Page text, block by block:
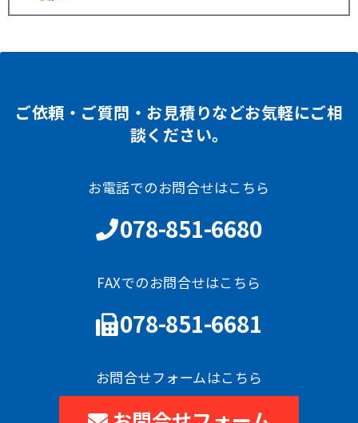
ご依頼・ご質問・お見積りなどお気軽にご相
談ください。
お電話でのお問合せはこちら
078-851-6680
FAXでのお問合せはこちら
078-851-6681
お問合せフォームはこちら